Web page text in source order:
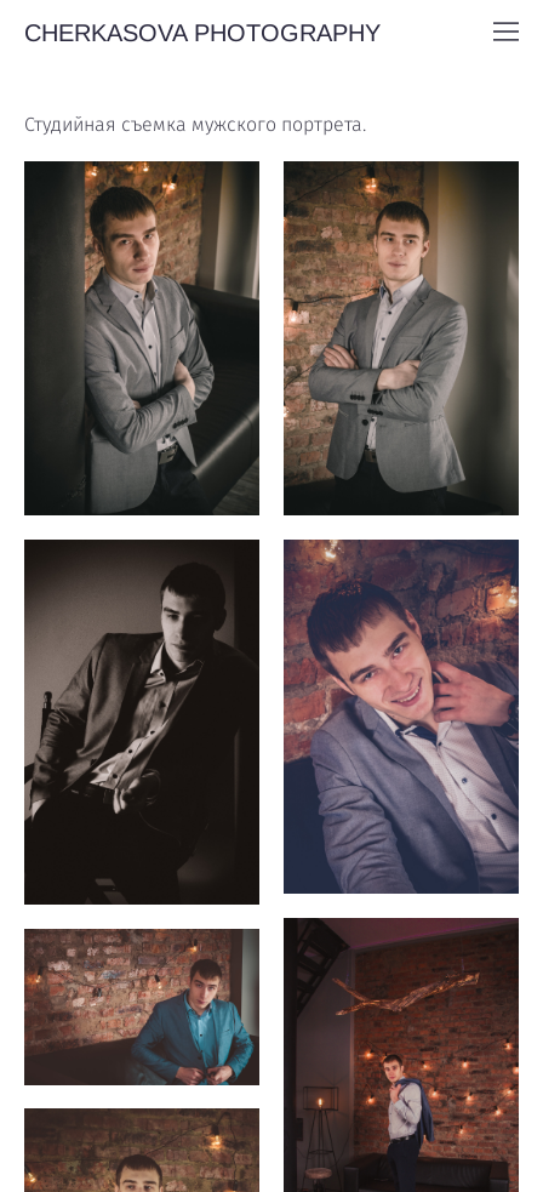
CHERKASOVA PHOTOGRAPHY
Студийная съемка мужского портрета.